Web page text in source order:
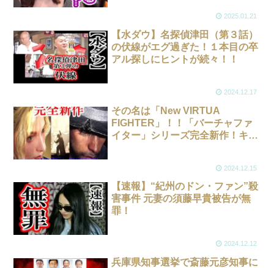
2025.01.21
【水ダウ】名探偵津田（第３話）
の伏線がエグ過ぎた！１本目の卒
アル探しにヒントが続々！！
2024.12.17
その名は「New VIRTUA
FIGHTER」！！「バーチャファ
イター」シリーズ完全新作！キャ
2024.12.15
【速報】“紀州のドン・ファン”殺
害事件 元妻の須藤早貴被告が無
罪！
2024.12.12
兵庫県知事選挙で斎藤元彦知事に